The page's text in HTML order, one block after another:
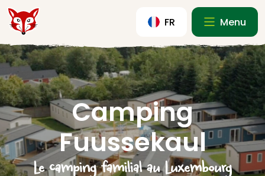
FR Menu
Camping
Fuussekaul
Le camping familial au Luxembourg